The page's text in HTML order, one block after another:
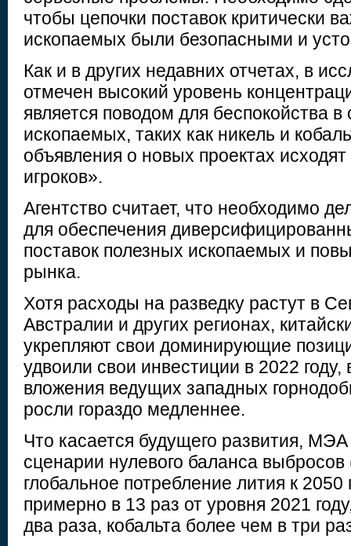
чтобы цепочки поставок критически
ископаемых были безопасными и
Как и в других недавних отчетах, в
отмечен высокий уровень
является поводом для беспокойства
ископаемых, таких как никель и
объявления о новых проектах
игроков».
Агентство считает, что необходимо
для обеспечения
поставок полезных ископаемых и
рынка.
Хотя расходы на разведку растут в
Австралии и других регионах,
укрепляют свои доминирующие
удвоили свои инвестиции в 2022
вложения ведущих западных
росли гораздо медленнее.
Что касается будущего развития, МЭА
сценарии нулевого баланса
глобальное потребление лития к 2050
примерно в 13 раз от уровня 2021
два раза, кобальта более чем в три